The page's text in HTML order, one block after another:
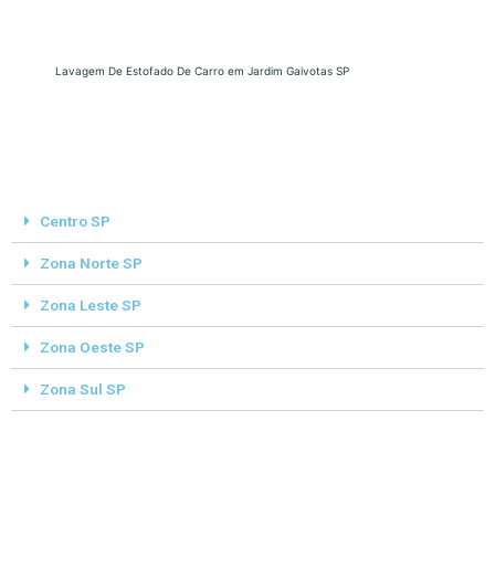
Lavagem De Estofado De Carro em Jardim Gaivotas SP
Centro SP
Zona Norte SP
Zona Leste SP
Zona Oeste SP
Zona Sul SP